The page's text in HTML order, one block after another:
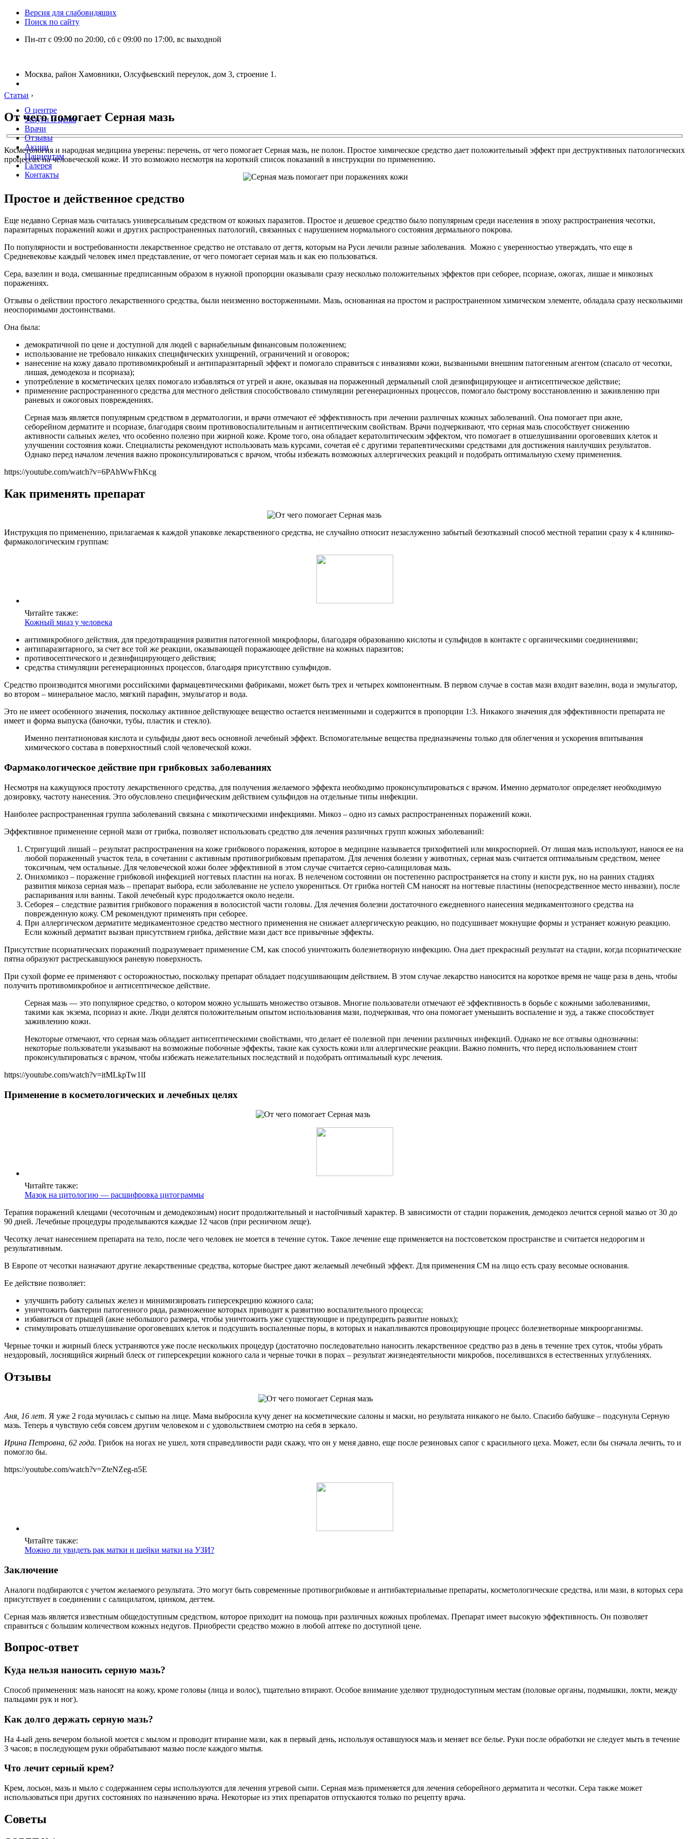
Версия для слабовидящих
Поиск по сайту
Пн-пт с 09:00 по 20:00, сб с 09:00 по 17:00, вс выходной
Москва, район Хамовники, Олсуфьевский переулок, дом 3, строение 1.
О центре
Услуги и цены
Врачи
Отзывы
Акции
Пациентам
Галерея
Контакты
Статьи ›
От чего помогает Серная мазь
Косметология и народная медицина уверены: перечень, от чего помогает Серная мазь, не полон. Простое химическое средство дает положительный эффект при деструктивных патологических
процессах на человеческой коже. И это возможно несмотря на короткий список показаний в инструкции по применению.
Простое и действенное средство
Еще недавно Серная мазь считалась универсальным средством от кожных паразитов. Простое и дешевое средство было популярным среди населения в эпоху распространения чесотки,
паразитарных поражений кожи и других распространенных патологий, связанных с нарушением нормального состояния дермального покрова.
По популярности и востребованности лекарственное средство не отставало от дегтя, которым на Руси лечили разные заболевания. Можно с уверенностью утверждать, что еще в
Средневековье каждый человек имел представление, от чего помогает серная мазь и как ею пользоваться.
Сера, вазелин и вода, смешанные предписанным образом в нужной пропорции оказывали сразу несколько положительных эффектов при себорее, псориазе, ожогах, лишае и микозных
поражениях.
Отзывы о действии простого лекарственного средства, были неизменно восторженными. Мазь, основанная на простом и распространенном химическом элементе, обладала сразу несколькими
неоспоримыми достоинствами.
Она была:
демократичной по цене и доступной для людей с вариабельным финансовым положением;
использование не требовало никаких специфических ухищрений, ограничений и оговорок;
нанесение на кожу давало противомикробный и антипаразитарный эффект и помогало справиться с инвазиями кожи, вызванными внешним патогенным агентом (спасало от чесотки,
лишая, демодекоза и псориаза);
употребление в косметических целях помогало избавляться от угрей и акне, оказывая на пораженный дермальный слой дезинфицирующее и антисептическое действие;
применение распространенного средства для местного действия способствовало стимуляции регенерационных процессов, помогало быстрому восстановлению и заживлению при
раневых и ожоговых повреждениях.
Серная мазь является популярным средством в дерматологии, и врачи отмечают её эффективность при лечении различных кожных заболеваний. Она помогает при акне,
себорейном дерматите и псориазе, благодаря своим противовоспалительным и антисептическим свойствам. Врачи подчеркивают, что серная мазь способствует снижению
активности сальных желез, что особенно полезно при жирной коже. Кроме того, она обладает кератолитическим эффектом, что помогает в отшелушивании ороговевших клеток и
улучшении состояния кожи. Специалисты рекомендуют использовать мазь курсами, сочетая её с другими терапевтическими средствами для достижения наилучших результатов.
Однако перед началом лечения важно проконсультироваться с врачом, чтобы избежать возможных аллергических реакций и подобрать оптимальную схему применения.
https://youtube.com/watch?v=6PAhWwFhKcg
Как применять препарат
Инструкция по применению, прилагаемая к каждой упаковке лекарственного средства, не случайно относит незаслуженно забытый безотказный способ местной терапии сразу к 4 клинико-
фармакологическим группам:
Читайте также:
Кожный миаз у человека
антимикробного действия, для предотвращения развития патогенной микрофлоры, благодаря образованию кислоты и сульфидов в контакте с органическими соединениями;
антипаразитарного, за счет все той же реакции, оказывающей поражающее действие на кожных паразитов;
противосептического и дезинфицирующего действия;
средства стимуляции регенерационных процессов, благодаря присутствию сульфидов.
Средство производится многими российскими фармацевтическими фабриками, может быть трех и четырех компонентным. В первом случае в состав мази входит вазелин, вода и эмульгатор,
во втором – минеральное масло, мягкий парафин, эмульгатор и вода.
Это не имеет особенного значения, поскольку активное действующее вещество остается неизменными и содержится в пропорции 1:3. Никакого значения для эффективности препарата не
имеет и форма выпуска (баночки, тубы, пластик и стекло).
Именно пентатионовая кислота и сульфиды дают весь основной лечебный эффект. Вспомогательные вещества предназначены только для облегчения и ускорения впитывания
химического состава в поверхностный слой человеческой кожи.
Фармакологическое действие при грибковых заболеваниях
Несмотря на кажущуюся простоту лекарственного средства, для получения желаемого эффекта необходимо проконсультироваться с врачом. Именно дерматолог определяет необходимую
дозировку, частоту нанесения. Это обусловлено специфическим действием сульфидов на отдельные типы инфекции.
Наиболее распространенная группа заболеваний связана с микотическими инфекциями. Микоз – одно из самых распространенных поражений кожи.
Эффективное применение серной мази от грибка, позволяет использовать средство для лечения различных групп кожных заболеваний:
Стригущий лишай – результат распространения на коже грибкового поражения, которое в медицине называется трихофитией или микроспорией. От лишая мазь используют, нанося ее на
любой пораженный участок тела, в сочетании с активным противогрибковым препаратом. Для лечения болезни у животных, серная мазь считается оптимальным средством, менее
токсичным, чем остальные. Для человеческой кожи более эффективной в этом случае считается серно-салициловая мазь.
Онихомикоз – поражение грибковой инфекцией ногтевых пластин на ногах. В нелеченом состоянии он постепенно распространяется на стопу и кисти рук, но на ранних стадиях
развития микоза серная мазь – препарат выбора, если заболевание не успело укорениться. От грибка ногтей СМ наносят на ногтевые пластины (непосредственное место инвазии), после
распаривания или ванны. Такой лечебный курс продолжается около недели.
Себорея – следствие развития грибкового поражения в волосистой части головы. Для лечения болезни достаточного ежедневного нанесения медикаментозного средства на
поврежденную кожу. СМ рекомендуют применять при себорее.
При аллергическом дерматите медикаментозное средство местного применения не снижает аллергическую реакцию, но подсушивает мокнущие формы и устраняет кожную реакцию.
Если кожный дерматит вызван присутствием грибка, действие мази даст все привычные эффекты.
Присутствие псориатических поражений подразумевает применение СМ, как способ уничтожить болезнетворную инфекцию. Она дает прекрасный результат на стадии, когда псориатические
пятна образуют растрескавшуюся раневую поверхность.
При сухой форме ее применяют с осторожностью, поскольку препарат обладает подсушивающим действием. В этом случае лекарство наносится на короткое время не чаще раза в день, чтобы
получить противомикробное и антисептическое действие.
Серная мазь — это популярное средство, о котором можно услышать множество отзывов. Многие пользователи отмечают её эффективность в борьбе с кожными заболеваниями,
такими как экзема, псориаз и акне. Люди делятся положительным опытом использования мази, подчеркивая, что она помогает уменьшить воспаление и зуд, а также способствует
заживлению кожи.
Некоторые отмечают, что серная мазь обладает антисептическими свойствами, что делает её полезной при лечении различных инфекций. Однако не все отзывы однозначны:
некоторые пользователи указывают на возможные побочные эффекты, такие как сухость кожи или аллергические реакции. Важно помнить, что перед использованием стоит
проконсультироваться с врачом, чтобы избежать нежелательных последствий и подобрать оптимальный курс лечения.
https://youtube.com/watch?v=itMLkpTw1lI
Применение в косметологических и лечебных целях
Читайте также:
Мазок на цитологию — расшифровка цитограммы
Терапия поражений клещами (чесоточным и демодекозным) носит продолжительный и настойчивый характер. В зависимости от стадии поражения, демодекоз лечится серной мазью от 30 до
90 дней. Лечебные процедуры проделываются каждые 12 часов (при ресничном леще).
Чесотку лечат нанесением препарата на тело, после чего человек не моется в течение суток. Такое лечение еще применяется на постсоветском пространстве и считается недорогим и
результативным.
В Европе от чесотки назначают другие лекарственные средства, которые быстрее дают желаемый лечебный эффект. Для применения СМ на лицо есть сразу весомые основания.
Ее действие позволяет:
улучшить работу сальных желез и минимизировать гиперсекрецию кожного сала;
уничтожить бактерии патогенного ряда, размножение которых приводит к развитию воспалительного процесса;
избавиться от прыщей (акне небольшого размера, чтобы уничтожить уже существующие и предупредить развитие новых);
стимулировать отшелушивание ороговевших клеток и подсушить воспаленные поры, в которых и накапливаются провоцирующие процесс болезнетворные микроорганизмы.
Черные точки и жирный блеск устраняются уже после нескольких процедур (достаточно последовательно наносить лекарственное средство раз в день в течение трех суток, чтобы убрать
нездоровый, лоснящийся жирный блеск от гиперсекреции кожного сала и черные точки в порах – результат жизнедеятельности микробов, поселившихся в естественных углублениях.
Отзывы
Аня, 16 лет. Я уже 2 года мучилась с сыпью на лице. Мама выбросила кучу денег на косметические салоны и маски, но результата никакого не было. Спасибо бабушке – подсунула Серную
мазь. Теперь я чувствую себя совсем другим человеком и с удовольствием смотрю на себя в зеркало.
Ирина Петровна, 62 года. Грибок на ногах не ушел, хотя справедливости ради скажу, что он у меня давно, еще после резиновых сапог с красильного цеха. Может, если бы сначала лечить, то и
помогло бы.
https://youtube.com/watch?v=ZteNZeg-n5E
Читайте также:
Можно ли увидеть рак матки и шейки матки на УЗИ?
Заключение
Аналоги подбираются с учетом желаемого результата. Это могут быть современные противогрибковые и антибактериальные препараты, косметологические средства, или мази, в которых сера
присутствует в соединении с салицилатом, цинком, дегтем.
Серная мазь является известным общедоступным средством, которое приходит на помощь при различных кожных проблемах. Препарат имеет высокую эффективность. Он позволяет
справиться с большим количеством кожных недугов. Приобрести средство можно в любой аптеке по доступной цене.
Вопрос-ответ
Куда нельзя наносить серную мазь?
Способ применения: мазь наносят на кожу, кроме головы (лица и волос), тщательно втирают. Особое внимание уделяют труднодоступным местам (половые органы, подмышки, локти, между
пальцами рук и ног).
Как долго держать серную мазь?
На 4-ый день вечером больной моется с мылом и проводит втирание мази, как в первый день, используя оставшуюся мазь и меняет все белье. Руки после обработки не следует мыть в течение
3 часов; в последующем руки обрабатывают мазью после каждого мытья.
Что лечит серный крем?
Крем, лосьон, мазь и мыло с содержанием серы используются для лечения угревой сыпи. Серная мазь применяется для лечения себорейного дерматита и чесотки. Сера также может
использоваться при других состояниях по назначению врача. Некоторые из этих препаратов отпускаются только по рецепту врача.
Советы